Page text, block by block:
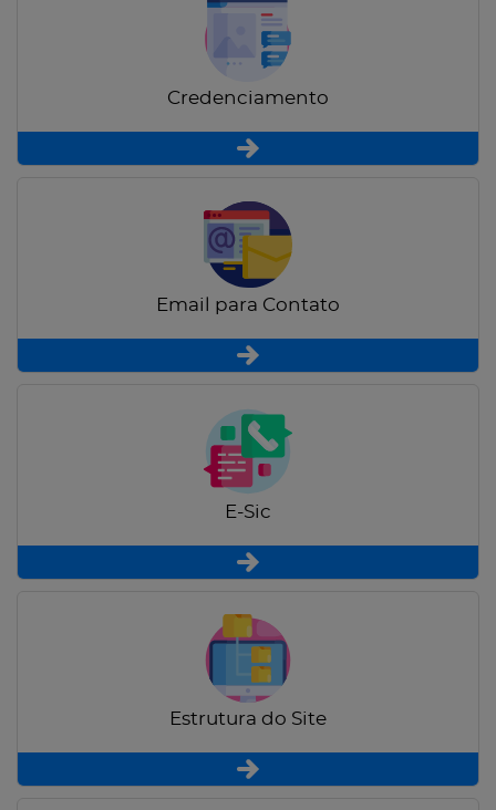
Credenciamento
Email para Contato
E-Sic
Estrutura do Site